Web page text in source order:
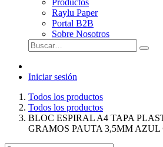
Productos
Raylu Paper
Portal B2B
Sobre Nosotros
Iniciar sesión
Todos los productos
Todos los productos
BLOC ESPIRAL A4 TAPA
GRAMOS PAUTA 3,5MM